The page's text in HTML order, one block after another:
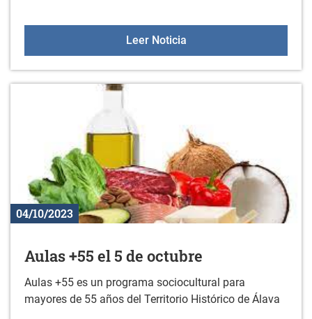
Leer NoticiaSesiones de orientación
04/10/2023
Aulas +55 el 5 de octubre
Aulas +55 es un programa sociocultural para
mayores de 55 años del Territorio Histórico de Álava